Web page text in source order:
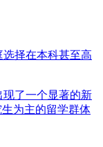
择在本科甚至高
了一个显著的新
为主的留学群体